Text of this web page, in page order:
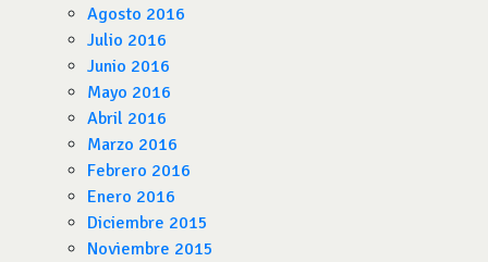
Agosto 2016
Julio 2016
Junio 2016
Mayo 2016
Abril 2016
Marzo 2016
Febrero 2016
Enero 2016
Diciembre 2015
Noviembre 2015